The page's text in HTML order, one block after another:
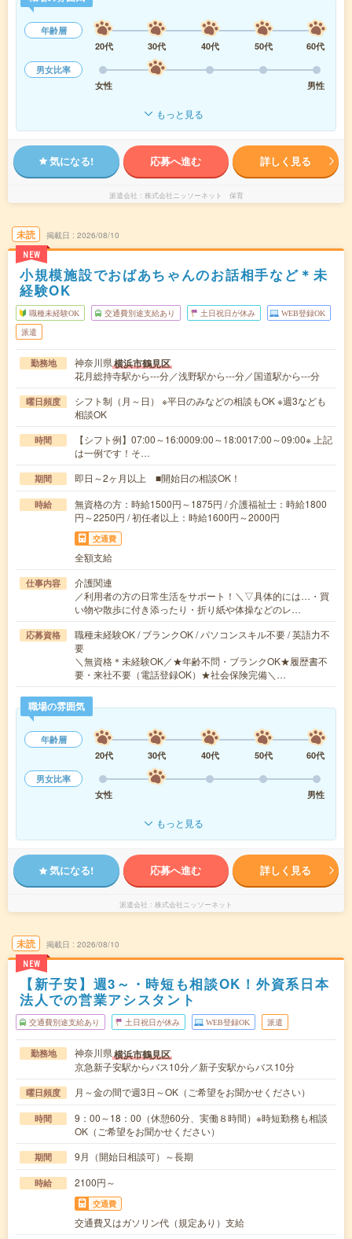
年齢層
20代
30代 40代 50代
60代
男女比率
女性
男性
もっと見る
気になる! 応募へ進む 詳しく見る
派遣会社 株式会社ニッソーネット 保育
未読
NEW
掲載日 2026/08/10
小規模施設でおばあちゃんのお話相手など＊未
経験OK
職種未経験OK 交通費別途支給あり 土日祝日が休み WEB登録OK
派遣
勤務地 神奈川県横浜市鶴見区
花月総持寺駅から---分／浅野駅から---分／国道駅から---分
曜日頻度
シフト制（月～日） ※平日のみなどの相談もOK ※週3なども
相談OK
時間
【シフト例】07:00～16:0009:00～18:0017:00～09:00※ 上記
は一例です！そ…
期間 即日～2ヶ月以上 ■開始日の相談OK！
時給
無資格の方：時給1500円～1875円 / 介護福祉士：時給1800
円～2250円 / 初任者以上：時給1600円～2000円
交通費
全額支給
仕事内容
介護関連
／利用者の方の日常生活をサポート！＼▽具体的には…・買
い物や散歩に付き添ったり・折り紙や体操などのレ…
応募資格
職種未経験OK / ブランクOK / パソコンスキル不要 / 英語力不
要
＼無資格＊未経験OK／★年齢不問・ブランクOK★履歴書不
要・来社不要（電話登録OK）★社会保険完備＼…
職場の雰囲気
年齢層
20代
30代 40代 50代
60代
男女比率
女性
男性
もっと見る
気になる! 応募へ進む 詳しく見る
派遣会社 株式会社ニッソーネット
未読
NEW
掲載日 2026/08/10
【新子安】週3～・時短も相談OK！外資系日本
法人での営業アシスタント
交通費別途支給あり 土日祝日が休み WEB登録OK 派遣
勤務地 神奈川県横浜市鶴見区
京急新子安駅からバス10分／新子安駅からバス10分
曜日頻度 月～金の間で週3日～OK（ご希望をお聞かせください）
時間
9：00～18：00（休憩60分、実働８時間）※時短勤務も相談
OK（ご希望をお聞かせください）
期間 9月（開始日相談可）～長期
時給 2100円～
交通費
交通費又はガソリン代（規定あり）支給